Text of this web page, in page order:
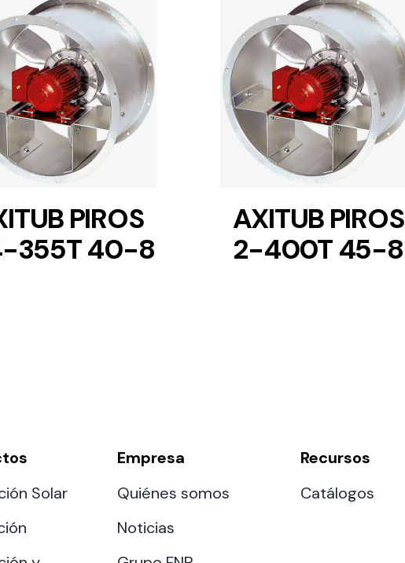
DETAILS
PIROS
355T 40-8
DETAILS
AXITUB PIROS
2-400T 45-8
Solar
Empresa
Quiénes somos
Noticias
Recursos
Catálogos